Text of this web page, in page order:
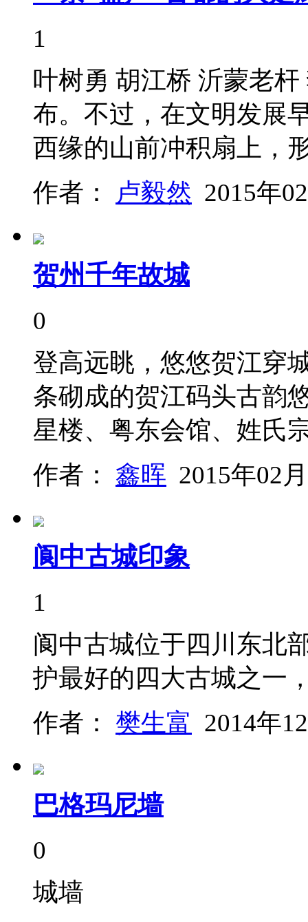
1
叶树勇 胡江桥 沂蒙老
布。不过，在文明发展
西缘的山前冲积扇上
作者：
卢毅然 2015年
贺州千年故城
0
登高远眺，悠悠贺江穿
条砌成的贺江码头古韵
星楼、粤东会馆、姓
作者： 鑫晖 2015年02
阆中古城印象
1
阆中古城位于四川东北
护最好的四大古城之一
作者： 樊生富 2014年
巴格玛尼墙
0
城墙